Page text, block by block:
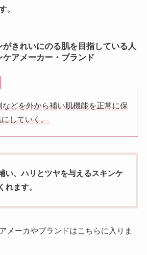
。
がきれいにのる肌を目指している人
アメーカー・ブランド
どを外から補い肌機能を正常に保
していく。
い、ハリとツヤを与えるスキンケ
れます。
メーカやブランドはこちらに入りま